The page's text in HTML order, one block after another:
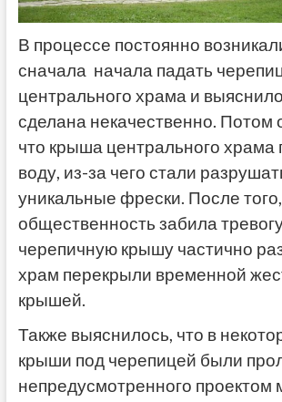
В процессе постоянно
сначала начала падать
центрального храма и
сделана некачественно. Потом
что крыша центрального храма
воду, из-за чего стали
уникальные фрески. После того,
общественность забила
черепичную крышу частично
храм перекрыли временной
крышей.
Также выяснилось, что в
крыши под черепицей были
непредусмотренного проектом